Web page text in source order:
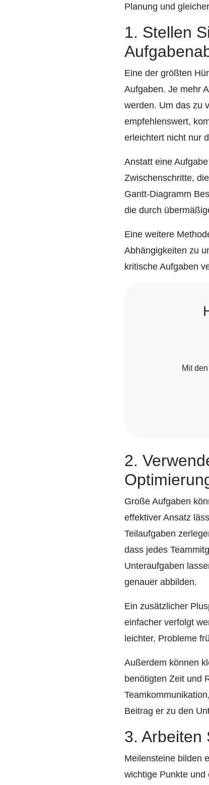
Planung und
1. Stellen
Eine der größten
Aufgaben. Je mehr
werden. Um das zu
empfehlenswert,
erleichtert nicht nur
Anstatt eine
Zwischenschritte,
Gantt-Diagramm
die durch
Eine weitere
Abhängigkeiten zu
kritische Aufgaben
Mit
2.
Große Aufgaben
effektiver Ansatz
Teilaufgaben
dass jedes
Unteraufgaben
genauer abbilden.
Ein zusätzlicher
einfacher verfolgt
leichter, Probleme
Außerdem können
benötigten Zeit und
Beitrag er zu den
3. Arbeiten
Meilensteine bilden
wichtige Punkte und